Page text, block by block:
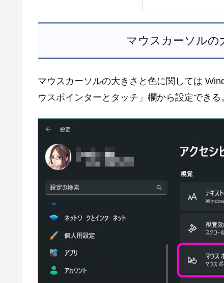
マウスカーソルの
マウスカーソルの大きさと色に関しては
ウスポインターとタッチ」欄から設定できる